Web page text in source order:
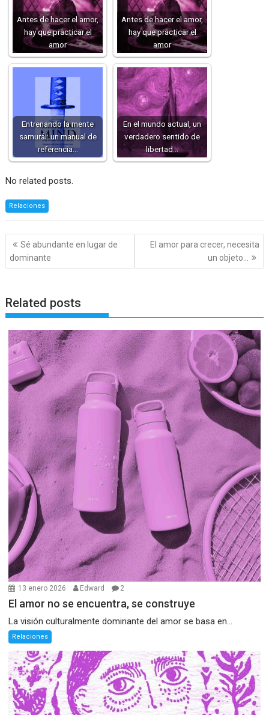
Antes de hacer el amor,
hay que practicar el
amor
Antes de hacer el amor,
hay que practicar el
amor
Entrenando la mente
samurái: un manual de
referencia…
En el mundo actual, un
verdadero sentido de
libertad…
No related posts.
Relaciones
Navegación
de
entradas
Sé abundante en lugar de
dominante
El amor para crecer, necesita
un objeto…
Related posts
13 enero 2026 Edward 2
El amor no se encuentra, se construye
La visión culturalmente dominante del amor se basa en...
Relaciones